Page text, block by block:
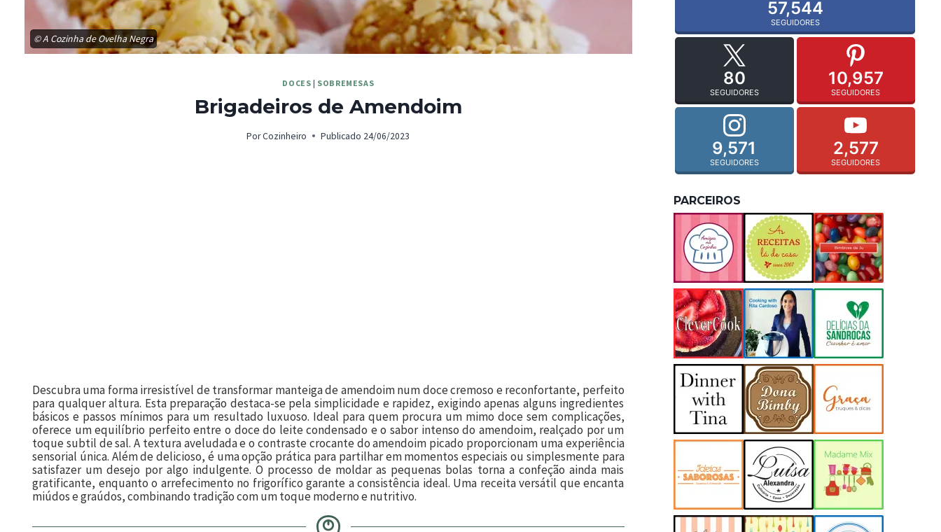
© A Cozinha de Ovelha Negra
DOCES | SOBREMESAS
Brigadeiros de Amendoim
PorCozinheiro Publicado 24/06/2023
Descubra uma forma irresistível de transformar manteiga de amendoim num doce cremoso e reconfortante, perfeito
para qualquer altura. Esta preparação destaca-se pela simplicidade e rapidez, exigindo apenas alguns ingredientes
básicos e passos mínimos para um resultado luxuoso. Ideal para quem procura um mimo doce sem complicações,
oferece um equilíbrio perfeito entre o doce do leite condensado e o sabor intenso do amendoim, realçado por um
toque subtil de sal. A textura aveludada e o contraste crocante do amendoim picado proporcionam uma experiência
sensorial única. Além de delicioso, é uma opção prática para partilhar em momentos especiais ou simplesmente para
satisfazer um desejo por algo indulgente. O processo de moldar as pequenas bolas torna a confeção ainda mais
gratificante, enquanto o arrefecimento no frigorífico garante a consistência ideal. Uma receita versátil que encanta
miúdos e graúdos, combinando tradição com um toque moderno e nutritivo.
57,544
SEGUIDORES
80
SEGUIDORES
10,957
SEGUIDORES
9,571
SEGUIDORES
2,577
SEGUIDORES
PARCEIROS